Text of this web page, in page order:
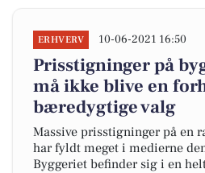
ERHVERV 10-06-2021 16:50
Prisstigninger på
må ikke blive en
bæredygtige valg
Massive prisstigninger på en
har fyldt meget i medierne
Byggeriet befinder sig i en